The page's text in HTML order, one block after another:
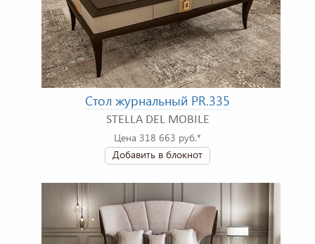
Стол журнальный PR.335
STELLA DEL MOBILE
Цена 318 663 руб.*
Добавить в блокнот